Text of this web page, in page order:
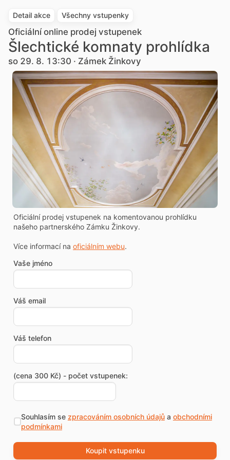
Detail akce Všechny vstupenky
Oficiální online prodej vstupenek
Šlechtické komnaty prohlídka
so 29. 8. 13:30 · Zámek Žinkovy
Oficiální prodej vstupenek na komentovanou prohlídku
našeho partnerského Zámku Žinkovy.
Více informací na oficiálním webu.
Vaše jméno
Váš email
Váš telefon
(cena 300 Kč) - počet vstupenek:
Souhlasím se zpracováním osobních údajůa obchodními
podmínkami
Koupit vstupenku